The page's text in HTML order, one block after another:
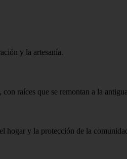
y la artesanía.
raíces que se remontan a la
hogar y la protección de la